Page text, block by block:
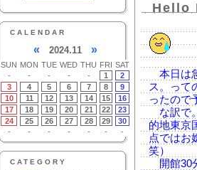
CALENDAR
« 2024.11 »
SUN MON TUE WED THU FRI SAT
-
- - - - 1
2
3
4 5 6 7 8
9
10
11 12 13 14 15
16
17
18 19 20 21 22
23
24
25 26 27 28 29
30
-
- - - - - -
CATEGORY
Hello
本日は
ス。って
ったので
な訳で
的地東京
点ではお
笑）
開館30